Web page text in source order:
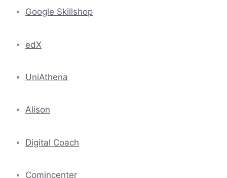
Google Skillshop
edX
UniAthena
Alison
Digital Coach
Comincenter